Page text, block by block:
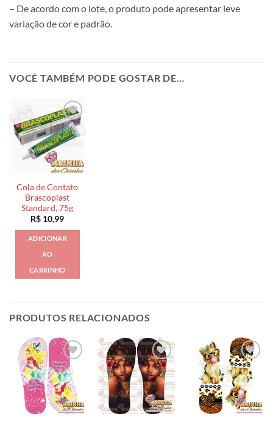
– De acordo com o lote, o produto pode apresentar leve
variação de cor e padrão.
VOCÊ TAMBÉM PODE GOSTAR DE…
Cola de Contato
Brascoplast
Standard, 75g
R$ 10,99
ADICIONAR
AO
CARRINHO
PRODUTOS RELACIONADOS